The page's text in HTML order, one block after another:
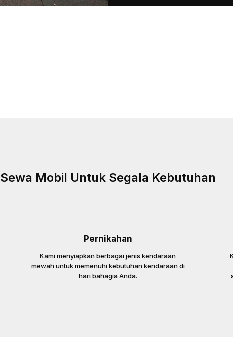
Sewa Mobil Untuk Segala Kebutuhan
Pernikahan
Kami menyiapkan berbagai jenis kendaraan
mewah untuk memenuhi kebutuhan kendaraan di
hari bahagia Anda.